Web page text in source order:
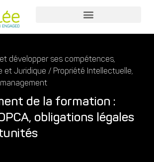
développer ses compétences,
et Juridique / Propriété Intellectuelle,
de la formation :
obligations légales